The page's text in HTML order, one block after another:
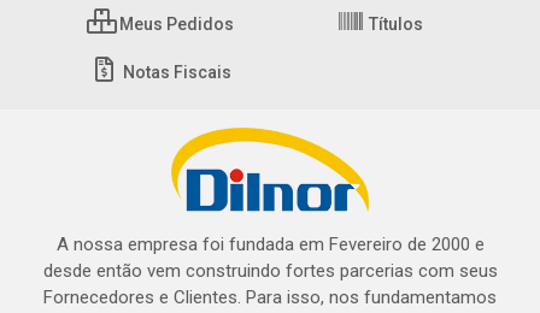
Meus Pedidos Títulos
Notas Fiscais
A nossa empresa foi fundada em Fevereiro de 2000 e
desde então vem construindo fortes parcerias com seus
Fornecedores e Clientes. Para isso, nos fundamentamos